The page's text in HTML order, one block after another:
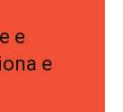
e
e